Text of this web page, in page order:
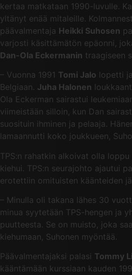
kertaa matkataan 1990-luvulle.
yltänyt enää mitaleille.
päävalmentaja Heikki Suhosen
varjosti käsittämätön epäonni,
Dan-Ola Eckermanin traagiseen
– Vuonna 1991 Tomi Jalo lopetti ja
Belgiaan. Juha Halonen
Ola Eckerman sairastui
viimeistään silloin, kun Dan
suosituin ihminen ja pelaaja.
lamaannutti koko joukkueen,
TPS:n rahatkin alkoivat olla
kiehui. TPS:n seurajohto ajautui
erotettiin omituisten käänteiden
– Minulla oli takana lähes 30
minua syytetään TPS-hengen ja
puutteesta. Se on muisto, joka
kiehumaan, Suhonen myöntää.
Päävalmentajaksi palasi Tommy
kääntämään kurssiaan kauden